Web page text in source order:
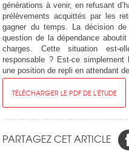
générations à venir, en refusant
prélèvements acquittés par les
gagner du temps. La décision
question de la dépendance
charges. Cette situation est-
responsable ? Est-ce simplement
une position de repli en attendant
TÉLÉCHARGER LE PDF DE L'ÉTUDE
PARTAGEZ CET ARTICLE